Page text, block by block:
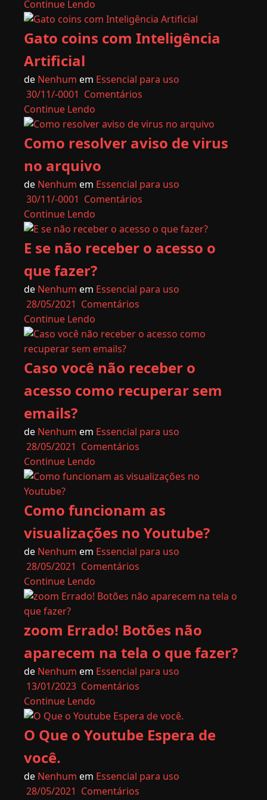
Continue Lendo
Gato coins com Inteligência
Artificial
de Nenhum em Essencial para uso
30/11/-0001 Comentários
Continue Lendo
Como resolver aviso de virus
no arquivo
de Nenhum em Essencial para uso
30/11/-0001 Comentários
Continue Lendo
E se não receber o acesso o
que fazer?
de Nenhum em Essencial para uso
28/05/2021 Comentários
Continue Lendo
Caso você não receber o
acesso como recuperar sem
emails?
de Nenhum em Essencial para uso
28/05/2021 Comentários
Continue Lendo
Como funcionam as
visualizações no Youtube?
de Nenhum em Essencial para uso
28/05/2021 Comentários
Continue Lendo
zoom Errado! Botões não
aparecem na tela o que fazer?
de Nenhum em Essencial para uso
13/01/2023 Comentários
Continue Lendo
O Que o Youtube Espera de
você.
de Nenhum em Essencial para uso
28/05/2021 Comentários